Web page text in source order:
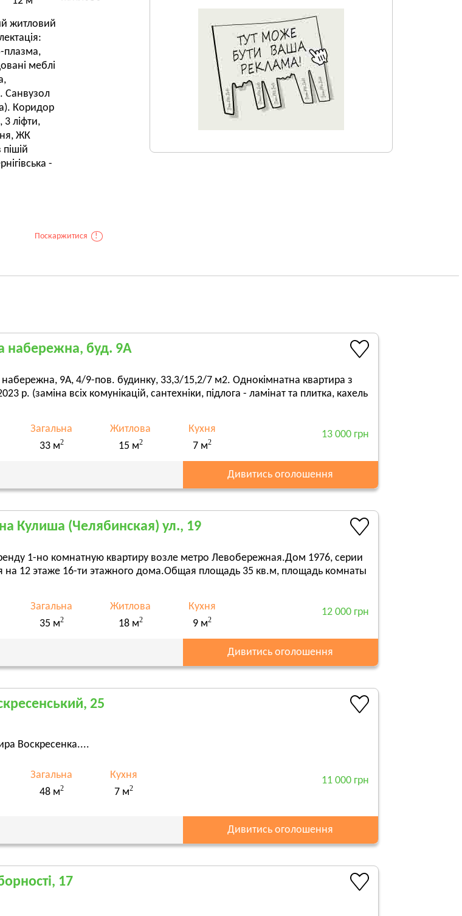
житловий
плазма,
меблі
Санвузол
Коридор
ліфти,
ЖК
-
Поскаржитися
!
набережна, буд. 9А
набережна, 9А, 4/9-пов. будинку, 33,3/15,2/7 м2. Однокімнатна квартира з
р. (заміна всіх комунікацій, сантехніки, підлога - ламінат та плитка, кахель
Загальна
33 м2
Житлова
15 м2
Кухня
7 м2
13 000 грн
Дивитись оголошення
Кулиша (Челябинская) ул., 19
1-но комнатную квартиру возле метро Левобережная.Дом 1976, серии
на 12 этаже 16-ти этажного дома.Общая площадь 35 кв.м, площадь комнаты
Загальна
35 м2
Житлова
18 м2
Кухня
9 м2
12 000 грн
Дивитись оголошення
25
Воскресенка....
Загальна
48 м2
Кухня
7 м2
11 000 грн
Дивитись оголошення
17